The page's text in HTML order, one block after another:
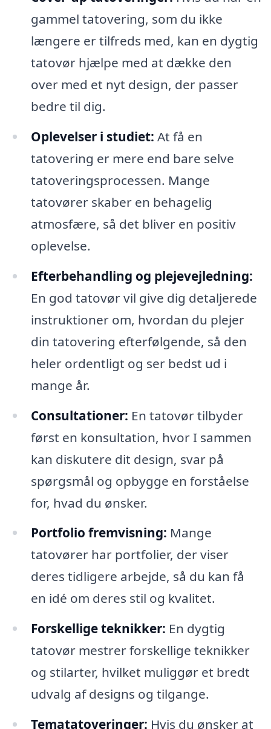
gammel tatovering, som du ikke
længere er tilfreds med, kan en dygtig
tatovør hjælpe med at dække den
over med et nyt design, der passer
bedre til dig.
Oplevelser i studiet: At få en
tatovering er mere end bare selve
tatoveringsprocessen. Mange
tatovører skaber en behagelig
atmosfære, så det bliver en positiv
oplevelse.
Efterbehandling og plejevejledning:
En god tatovør vil give dig detaljerede
instruktioner om, hvordan du plejer
din tatovering efterfølgende, så den
heler ordentligt og ser bedst ud i
mange år.
Consultationer: En tatovør tilbyder
først en konsultation, hvor I sammen
kan diskutere dit design, svar på
spørgsmål og opbygge en forståelse
for, hvad du ønsker.
Portfolio fremvisning: Mange
tatovører har portfolier, der viser
deres tidligere arbejde, så du kan få
en idé om deres stil og kvalitet.
Forskellige teknikker: En dygtig
tatovør mestrer forskellige teknikker
og stilarter, hvilket muliggør et bredt
udvalg af designs og tilgange.
Tematatoveringer: Hvis du ønsker at